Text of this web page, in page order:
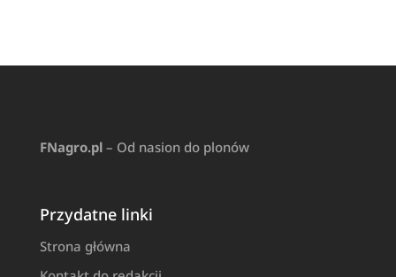
FNagro.pl– Od nasion do plonów
Przydatne linki
Strona główna